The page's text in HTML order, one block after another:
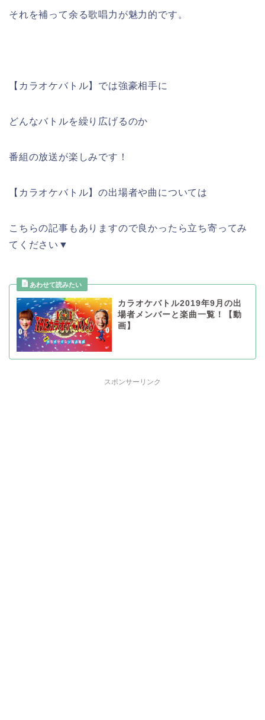
それを補って余る歌唱力が魅力的です。
【カラオケバトル】では強豪相手に
どんなバトルを繰り広げるのか
番組の放送が楽しみです！
【カラオケバトル】の出場者や曲については
こちらの記事もありますので良かったら立ち寄ってみ
てください▼
カラオケバトル2019年9月の出
場者メンバーと楽曲一覧！【動
画】
スポンサーリンク